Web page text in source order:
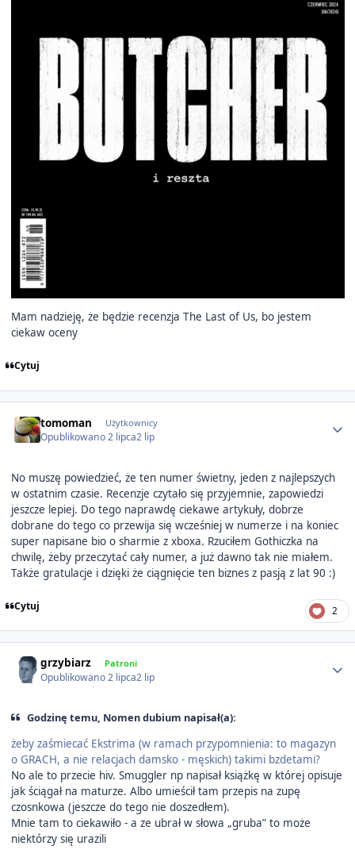
Mam nadzieję, że będzie recenzja The Last of Us, bo jestem
ciekaw oceny
Cytuj
tomoman Użytkownicy
Opublikowano2 lipca2 lip
No muszę powiedzieć, że ten numer świetny, jeden z najlepszych
w ostatnim czasie. Recenzje czytało się przyjemnie, zapowiedzi
jeszcze lepiej. Do tego naprawdę ciekawe artykuły, dobrze
dobrane do tego co przewija się wcześniej w numerze i na koniec
super napisane bio o sharmie z xboxa. Rzuciłem Gothiczka na
chwilę, żeby przeczytać cały numer, a już dawno tak nie miałem.
Także gratulacje i dzięki że ciągnięcie ten biznes z pasją z lat 90 :)
Cytuj 2
grzybiarz Patroni
Opublikowano2 lipca2 lip
Godzinę temu, Nomen dubium napisał(a):
żeby zaśmiecać Ekstrima (w ramach przypomnienia: to magazyn
o GRACH, a nie relacjach damsko - męskich) takimi bzdetami?
No ale to przecie hiv. Smuggler np napisał książkę w której opisuje
jak ściągał na maturze. Albo umieścił tam przepis na zupę
czosnkowa (jeszcze do tego nie doszedłem).
Mnie tam to ciekawiło - a ze ubrał w słowa „gruba” to może
niektórzy się urazili